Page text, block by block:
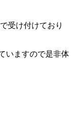
受け付けており
いますので是非体